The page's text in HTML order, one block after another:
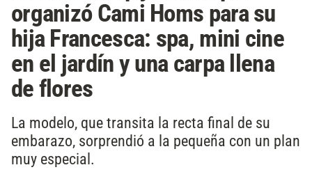
organizó Cami Homs para su
hija Francesca: spa, mini cine
en el jardín y una carpa llena
de flores
La modelo, que transita la recta final de su
embarazo, sorprendió a la pequeña con un plan
muy especial.